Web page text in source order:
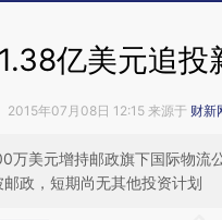
亿美元追投
2015年07月08日 12:15 来源于 财新
万美元增持邮政旗下国际物流
政，短期尚无其他投资计划